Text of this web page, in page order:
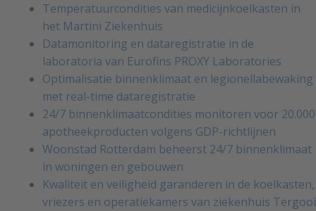
Temperatuurcondities van medicijnkoelkasten in
het Martini Ziekenhuis
Datamonitoring en dataregistratie in de
laboratoria van Eurofins PROXY Laboratories
Optimalisatie binnenklimaat en legionellabewaking
met real-time dataregistratie
24/7 binnenklimaatcondities monitoren voor 20.000
apotheekproducten volgens GDP-richtlijnen
Woonstad Rotterdam beheerst 24/7 binnenklimaat
in woningen en gebouwen
Kwaliteit en veiligheid garanderen in de koelkasten,
vriezers en operatiekamers van ziekenhuis Tergooi